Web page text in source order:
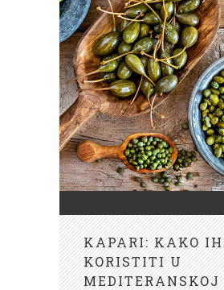
KAPARI: KAKO IH
KORISTITI U
MEDITERANSKOJ